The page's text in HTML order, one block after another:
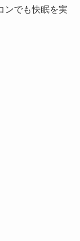
ンでも快眠を実